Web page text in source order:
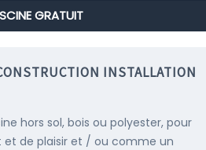
GRATUIT
INSTALLATION
hors sol, bois ou polyester, pour
et de plaisir et / ou comme un